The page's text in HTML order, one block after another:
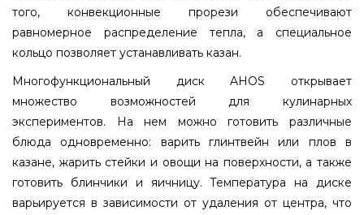
того, конвекционные прорези обеспечивают
равномерное распределение тепла, а специальное
кольцо позволяет устанавливать казан.
Многофункциональный диск AHOS открывает
множество возможностей для кулинарных
экспериментов. На нем можно готовить различные
блюда одновременно: варить глинтвейн или плов в
казане, жарить стейки и овощи на поверхности, а также
готовить блинчики и яичницу. Температура на диске
варьируется в зависимости от удаления от центра, что